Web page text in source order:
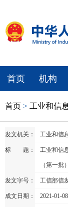
首页 机构
首页 > 工业和信
发文机关： 工业和信
标 题： 工业和信
（第一批
发文字号： 工信部信
成文日期： 2021-01-08